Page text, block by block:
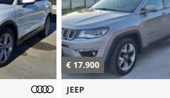
€ 17.900
JEEP